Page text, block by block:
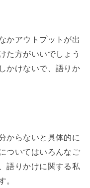
かアウトプットが出
た方がいいでしょう
かけないで、語りか
からないと具体的に
ついてはいろんなご
語りかけに関する私
。